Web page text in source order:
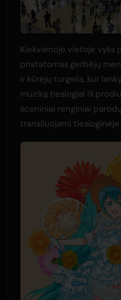
Kiekvienoje vietoje vyks
pristatomas gerbėjų
ir kūrėjų turgelis, kur
muziką tiesiogiai iš
sceniniai renginiai
transliuojami